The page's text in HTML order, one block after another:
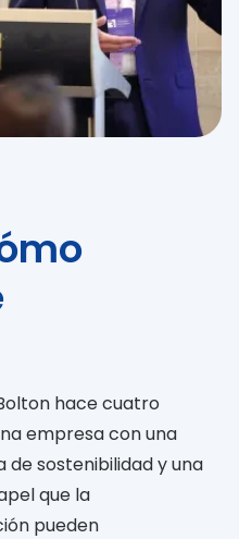
hace cuatro
empresa con una
sostenibilidad y una
que la
pueden